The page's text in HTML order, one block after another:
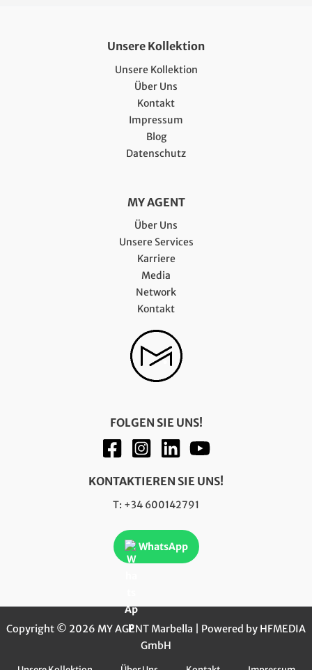
Unsere Kollektion
Unsere Kollektion
Über Uns
Kontakt
Impressum
Blog
Datenschutz
MY AGENT
Über Uns
Unsere Services
Karriere
Media
Network
Kontakt
FOLGEN SIE UNS!
KONTAKTIEREN SIE UNS!
T: +34 600142791
WhatsApp
Copyright © 2026 MY AGENT Marbella | Powered by HFMEDIA
GmbH